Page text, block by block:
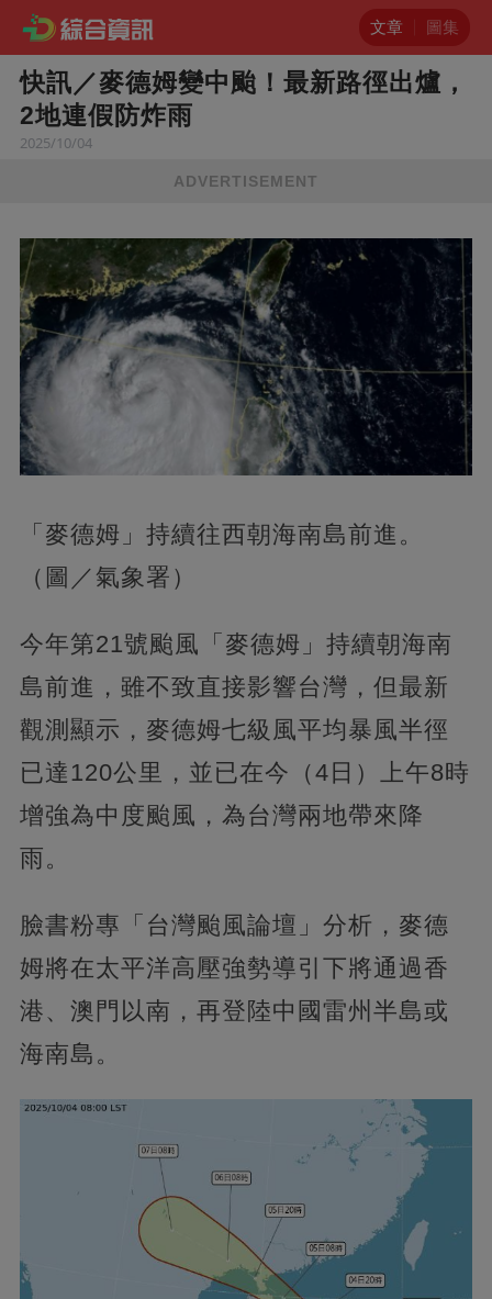
文章 圖集
快訊／麥德姆變中颱！最新路徑出爐，
2地連假防炸雨
2025/10/04
ADVERTISEMENT
「麥德姆」持續往西朝海南島前進。
（圖／氣象署）
今年第21號颱風「麥德姆」持續朝海南
島前進，雖不致直接影響台灣，但最新
觀測顯示，麥德姆七級風平均暴風半徑
已達120公里，並已在今（4日）上午8時
增強為中度颱風，為台灣兩地帶來降
雨。
臉書粉專「台灣颱風論壇」分析，麥德
姆將在太平洋高壓強勢導引下將通過香
港、澳門以南，再登陸中國雷州半島或
海南島。